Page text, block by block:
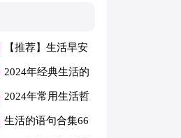
【推荐】生活早安
心语摘录30句
2024年经典生活的
语句59条
2024年常用生活哲
理语句汇编65条
生活的语句合集66